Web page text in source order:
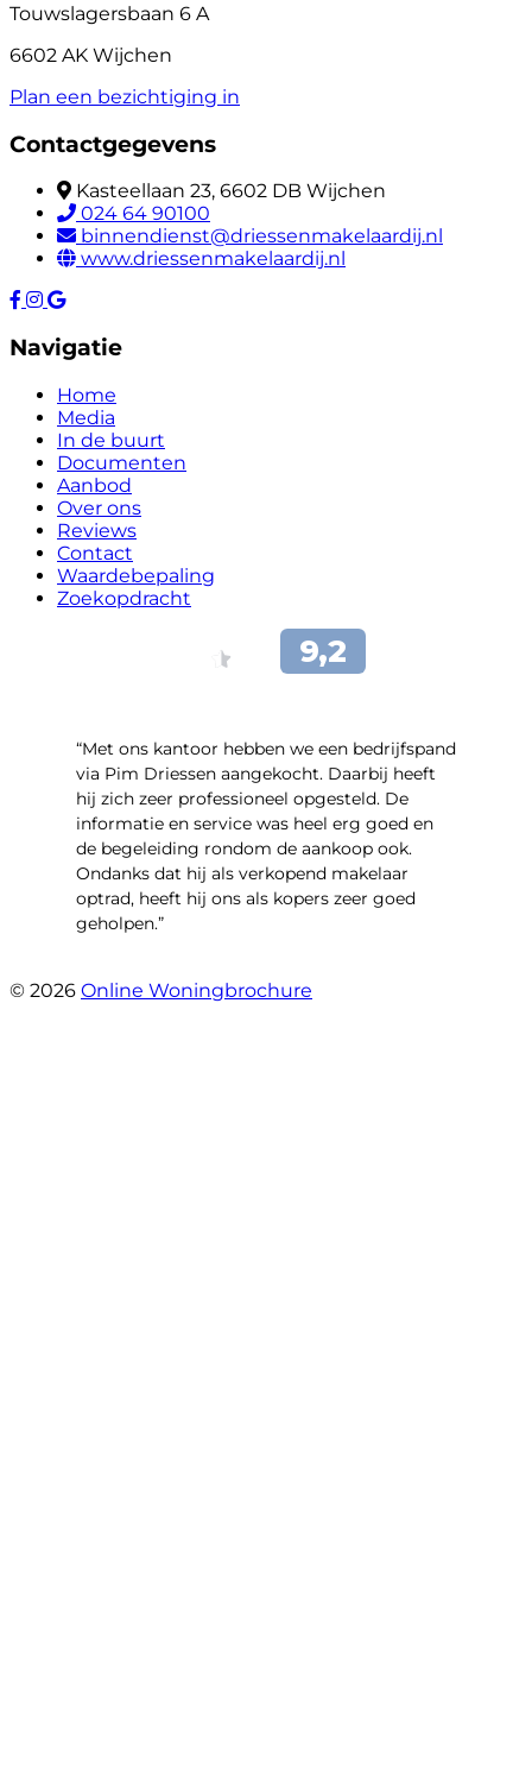
Touwslagersbaan 6 A
6602 AK Wijchen
Plan een bezichtiging in
Contactgegevens
Kasteellaan 23, 6602 DB Wijchen
024 64 90100
binnendienst@driessenmakelaardij.nl
www.driessenmakelaardij.nl
Navigatie
Home
Media
In de buurt
Documenten
Aanbod
Over ons
Reviews
Contact
Waardebepaling
Zoekopdracht
“Met ons kantoor hebben we een bedrijfspand
via Pim Driessen aangekocht. Daarbij heeft
hij zich zeer professioneel opgesteld. De
informatie en service was heel erg goed en
de begeleiding rondom de aankoop ook.
Ondanks dat hij als verkopend makelaar
optrad, heeft hij ons als kopers zeer goed
geholpen.”
© 2026 Online Woningbrochure